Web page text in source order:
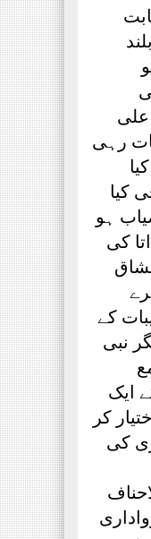
رہی
کیا
ہو
کی
کے
نبی
ایک
کر
کی